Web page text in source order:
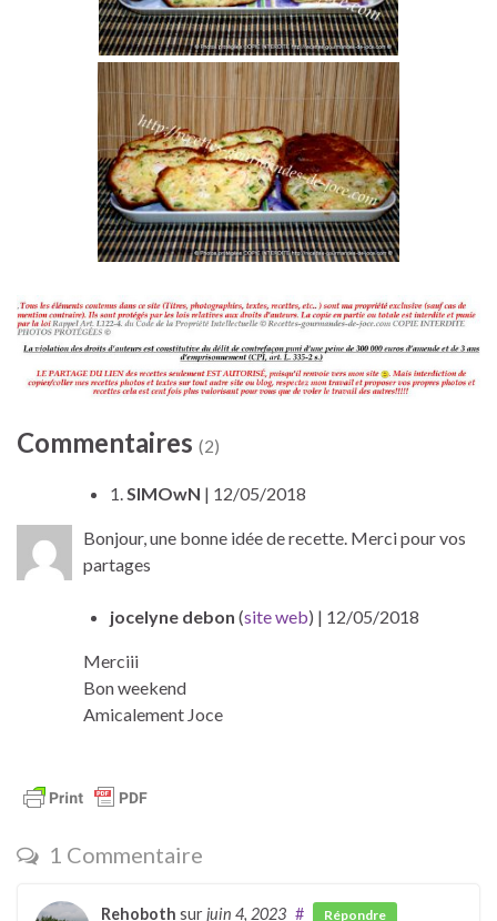
Commentaires (2)
1.SIMOwN | 12/05/2018
Bonjour, une bonne idée de recette. Merci pour vos
partages
jocelyne debon (site web) | 12/05/2018
Merciii
Bon weekend
Amicalement Joce
1 Commentaire
Rehoboth sur juin 4, 2023 # Répondre